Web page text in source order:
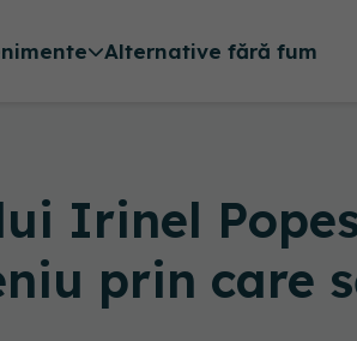
Alternative fără fum
Irinel
prin care